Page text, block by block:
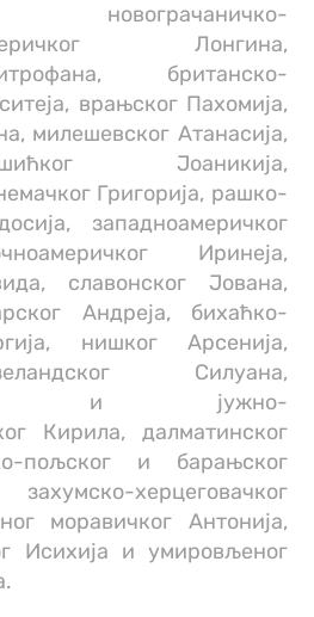
Лонгина,
британско-
врањског Пахомија,
милешевског Атанасија,
Јоаникија,
Григорија, рашко-
западноамеричког
Иринеја,
славонског Јована,
Андреја, бихаћко-
нишког Арсенија,
Силуана,
и јужно-
Кирила, далматинског
пољског и барањског
херцеговачког
моравичког Антонија,
Исихија и умировљеног